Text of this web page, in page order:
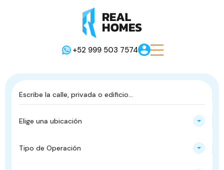
+52 999 503 7574
Elige una ubicación
Tipo de Operación